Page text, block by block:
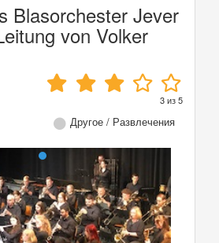
Blasorchester Jever
von Volker
3из5
Другое / Развлечения